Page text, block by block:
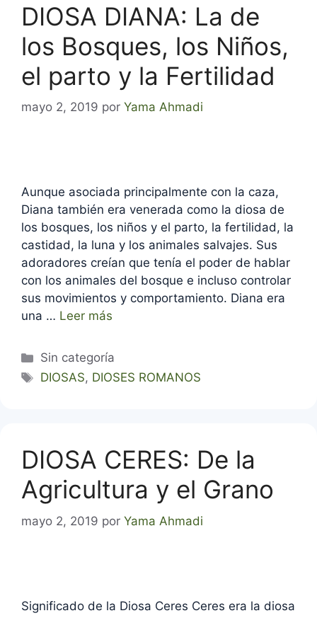
DIOSA DIANA: La de
los Bosques, los Niños,
el parto y la Fertilidad
mayo 2, 2019 por Yama Ahmadi
Aunque asociada principalmente con la caza,
Diana también era venerada como la diosa de
los bosques, los niños y el parto, la fertilidad, la
castidad, la luna y los animales salvajes. Sus
adoradores creían que tenía el poder de hablar
con los animales del bosque e incluso controlar
sus movimientos y comportamiento. Diana era
una … Leer más
Categorías
Sin categoría
Etiquetas
DIOSAS, DIOSES ROMANOS
DIOSA CERES: De la
Agricultura y el Grano
mayo 2, 2019 por Yama Ahmadi
Significado de la Diosa Ceres Ceres era la diosa